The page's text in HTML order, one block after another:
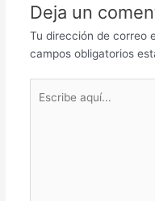
Deja un
Tu dirección de correo
campos obligatorios
aquí...